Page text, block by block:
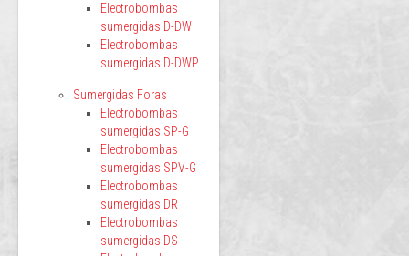
Electrobombas
sumergidas D-DW
Electrobombas
sumergidas D-DWP
Sumergidas Foras
Electrobombas
sumergidas SP-G
Electrobombas
sumergidas SPV-G
Electrobombas
sumergidas DR
Electrobombas
sumergidas DS